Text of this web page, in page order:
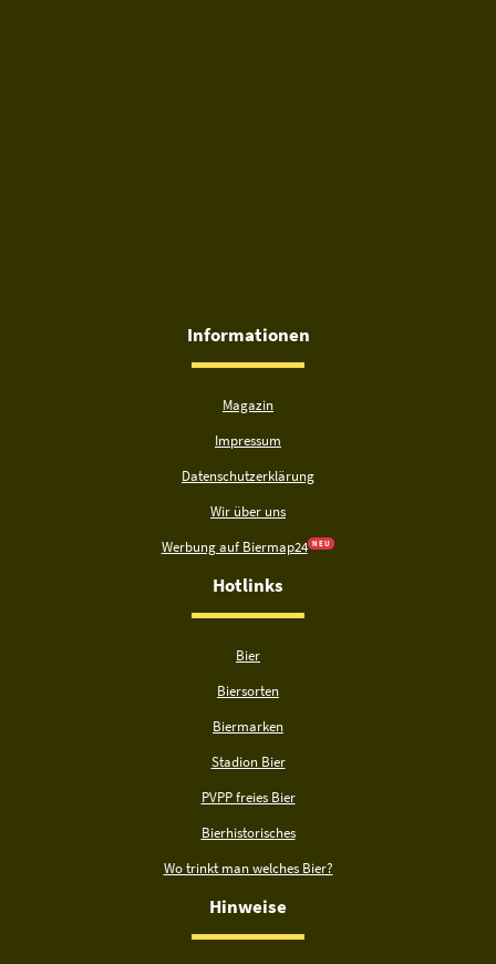
Informationen
Magazin
Impressum
Datenschutzerklärung
Wir über uns
Werbung auf Biermap24 N E U
Hotlinks
Bier
Biersorten
Biermarken
Stadion Bier
PVPP freies Bier
Bierhistorisches
Wo trinkt man welches Bier?
Hinweise